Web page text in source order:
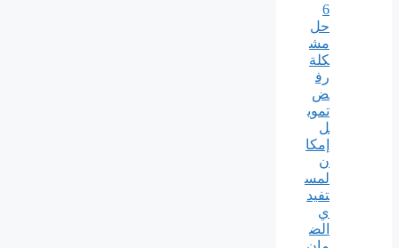
6
حل
مش
كلة
رف
ض
تموي
ل
إمكا
ن
لمس
تفيد
ي
الض